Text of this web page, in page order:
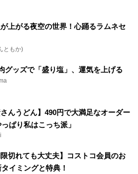
上がる夜空の世界！心踊るラムネセ
ともか)
グッズで「盛り塩」、運気を上げる
さんうどん】490円で大満足なオーダー
ぱり私はこっち派」
限切れても大丈夫】コストコ会員のお
イミングと特典！